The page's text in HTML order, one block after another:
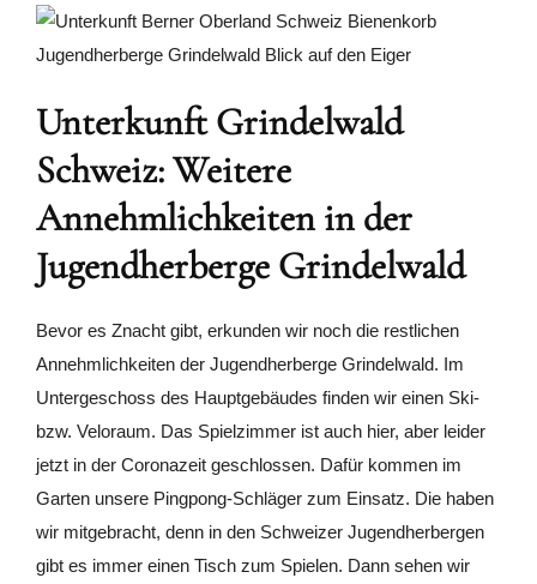
Unterkunft Grindelwald
Schweiz: Weitere
Annehmlichkeiten in der
Jugendherberge Grindelwald
Bevor es Znacht gibt, erkunden wir noch die restlichen
Annehmlichkeiten der Jugendherberge Grindelwald. Im
Untergeschoss des Hauptgebäudes finden wir einen Ski-
bzw. Veloraum. Das Spielzimmer ist auch hier, aber leider
jetzt in der Coronazeit geschlossen. Dafür kommen im
Garten unsere Pingpong-Schläger zum Einsatz. Die haben
wir mitgebracht, denn in den Schweizer Jugendherbergen
gibt es immer einen Tisch zum Spielen. Dann sehen wir